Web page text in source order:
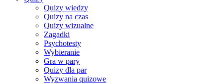
Quizy wiedzy
Quizy na czas
Quizy wizualne
Zagadki
Psychotesty
Wybieranie
Gra w pary
Quizy dla par
Wyzwania quizowe